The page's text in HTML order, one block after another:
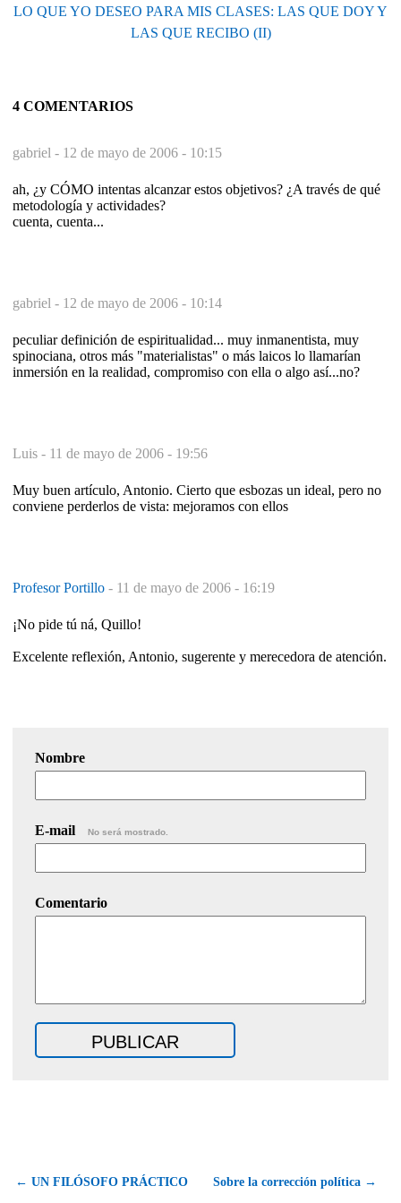
LO QUE YO DESEO PARA MIS CLASES: LAS QUE DOY Y
LAS QUE RECIBO (II)
4 COMENTARIOS
gabriel - 12 de mayo de 2006 - 10:15
ah, ¿y CÓMO intentas alcanzar estos objetivos? ¿A través de qué
metodología y actividades?
cuenta, cuenta...
gabriel - 12 de mayo de 2006 - 10:14
peculiar definición de espiritualidad... muy inmanentista, muy
spinociana, otros más "materialistas" o más laicos lo llamarían
inmersión en la realidad, compromiso con ella o algo así...no?
Luis - 11 de mayo de 2006 - 19:56
Muy buen artículo, Antonio. Cierto que esbozas un ideal, pero no
conviene perderlos de vista: mejoramos con ellos
Profesor Portillo - 11 de mayo de 2006 - 16:19
¡No pide tú ná, Quillo!
Excelente reflexión, Antonio, sugerente y merecedora de atención.
Nombre
E-mail No será mostrado.
Comentario
← UN FILÓSOFO PRÁCTICO Sobre la corrección política →